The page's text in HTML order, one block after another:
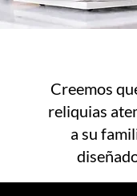
Creemos
reliquias
a su